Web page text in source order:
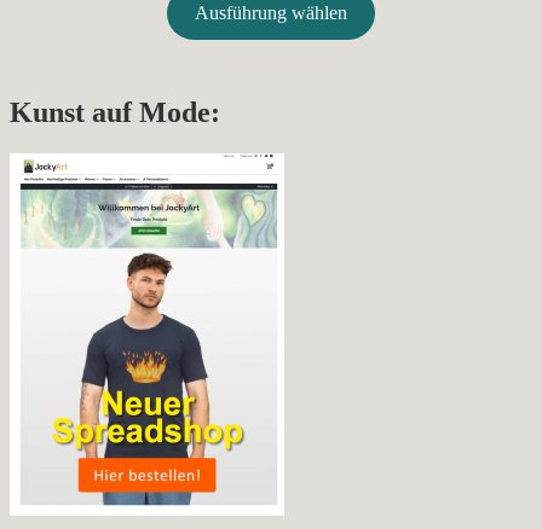
Ausführung wählen
Kunst auf Mode: